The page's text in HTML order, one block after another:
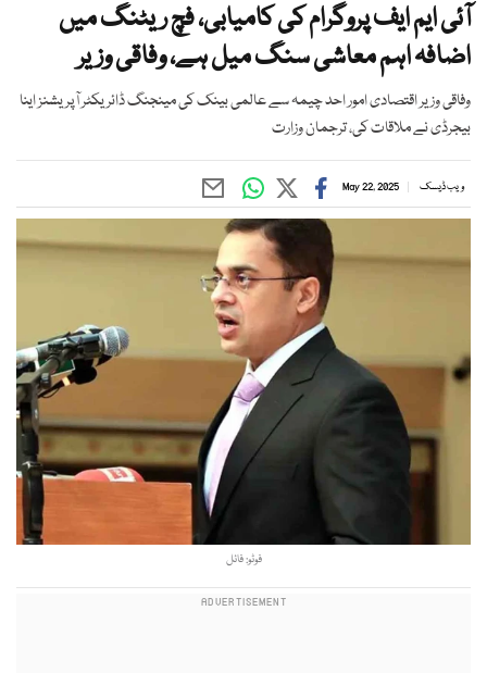
آئی ایم ایف پروگرام کی کامیابی، فچ ریٹنگ میں
اضافہ اہم معاشی سنگ میل ہے، وفاقی وزیر
وفاقی وزیر اقتصادی امور احد چیمہ سے عالمی بینک کی مینجنگ ڈائریکٹر آپریشنز اینا
بیجرڈی نے ملاقات کی، ترجمان وزارت
ویب ڈیسک May 22, 2025
فوٹو: فائل